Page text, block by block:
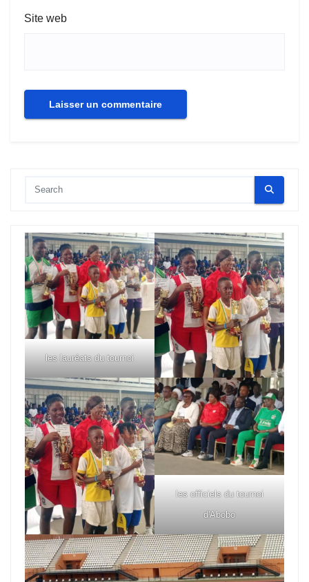
Site web
les lauréats du tournoi
les officiels du tournoi
d'Abobo